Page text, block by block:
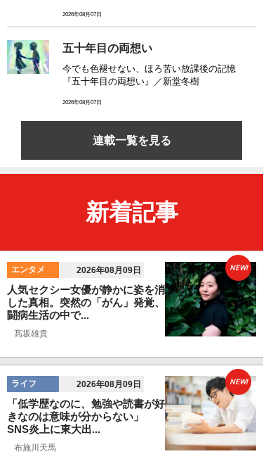
2026年08月07日
五十年目の両想い
今でも色褪せない、ほろ苦い放課後の記憶
『五十年目の両想い』／新堂冬樹
2026年08月07日
連載一覧を見る
新着記事
エンタメ 2026年08月09日
人気セクシー女優が静かに姿を消
した真相。突然の「がん」発覚、
闘病生活の中で...
髙坂雄貴
NEW!
ライフ 2026年08月09日
「低学歴なのに、勉強や読書が好
きなのは意味が分からない」
SNS炎上に東大出...
布施川天馬
NEW!